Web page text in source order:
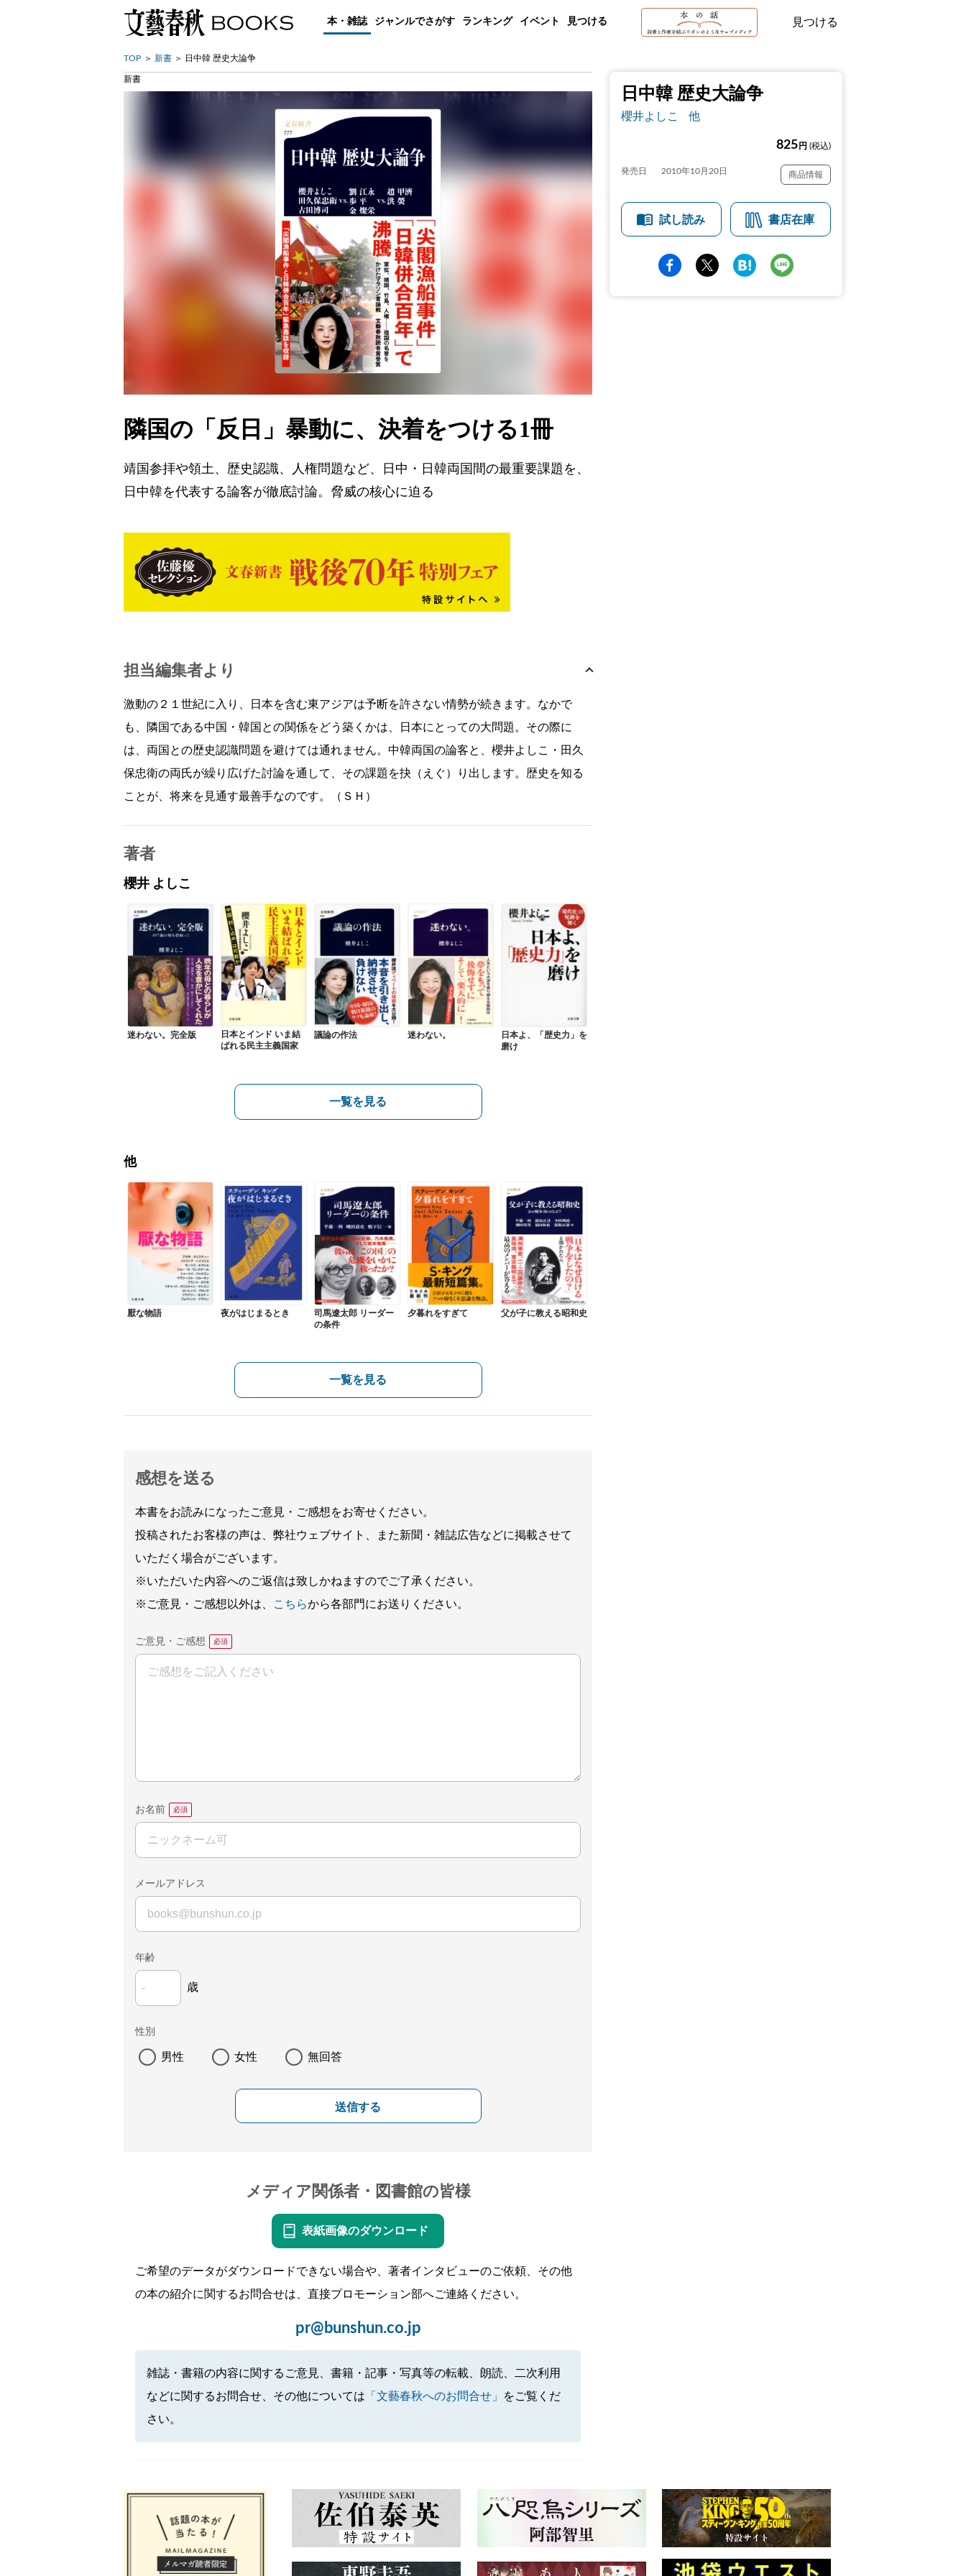
本・雑誌 ジャンルでさがす ランキング イベント 見つける 見つける
TOP 新書 日中韓 歴史大論争
日中韓 歴史大論争
櫻井よしこ 他
825 円 (税込)
発売日 2010年10月20日 商品情報
試し読み 書店在庫
新書
隣国の「反日」暴動に、決着をつける1冊
靖国参拝や領土、歴史認識、人権問題など、日中・日韓両国間の最重要課題を、
日中韓を代表する論客が徹底討論。脅威の核心に迫る
担当編集者より
激動の２１世紀に入り、日本を含む東アジアは予断を許さない情勢が続きます。なかで
も、隣国である中国・韓国との関係をどう築くかは、日本にとっての大問題。その際に
は、両国との歴史認識問題を避けては通れません。中韓両国の論客と、櫻井よしこ・田久
保忠衛の両氏が繰り広げた討論を通して、その課題を抉（えぐ）り出します。歴史を知る
ことが、将来を見通す最善手なのです。（ＳＨ）
著者
櫻井 よしこ
迷わない。完全版
日本とインド いま結
ばれる民主主義国家
議論の作法 迷わない。
日本よ、「歴史力」を
磨け
一覧を見る
他
厭な物語 夜がはじまるとき
司馬遼太郎 リーダー
の条件
夕暮れをすぎて 父が子に教える昭和史
一覧を見る
感想を送る
本書をお読みになったご意見・ご感想をお寄せください。
投稿されたお客様の声は、弊社ウェブサイト、また新聞・雑誌広告などに掲載させて
いただく場合がございます。
※いただいた内容へのご返信は致しかねますのでご了承ください。
※ご意見・ご感想以外は、
こちらから各部門にお送りください。
ご意見・ご感想
お名前
メールアドレス
年齢
歳
性別
男性 女性 無回答
送信する
メディア関係者・図書館の皆様
表紙画像のダウンロード
ご希望のデータがダウンロードできない場合や、著者インタビューのご依頼、その他
の本の紹介に関するお問合せは、直接プロモーション部へご連絡ください。
pr@bunshun.co.jp
雑誌・書籍の内容に関するご意見、書籍・記事・写真等の転載、朗読、二次利用
などに関するお問合せ、その他については 「文藝春秋へのお問合せ」
をご覧くだ
さい。